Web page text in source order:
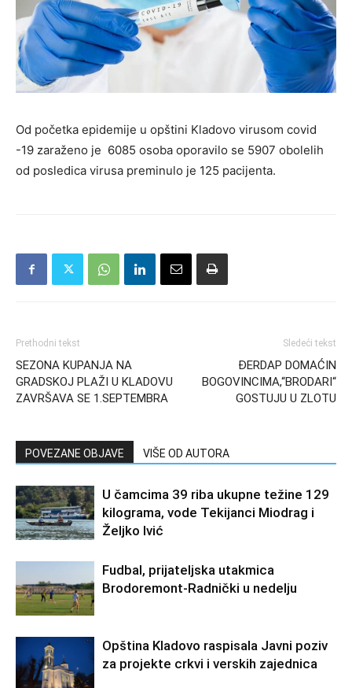
Od početka epidemije u opštini Kladovo virusom covid
-19 zaraženo je 6085 osoba oporavilo se 5907 obolelih
od posledica virusa preminulo je 125 pacijenta.
Prethodni tekst
SEZONA KUPANJA NA
GRADSKOJ PLAŽI U KLADOVU
ZAVRŠAVA SE 1.SEPTEMBRA
Sledeći tekst
ĐERDAP DOMAĆIN
BOGOVINCIMA,“BRODARI“
GOSTUJU U ZLOTU
POVEZANE OBJAVE VIŠE OD AUTORA
U čamcima 39 riba ukupne težine 129
kilograma, vode Tekijanci Miodrag i
Željko Ivić
Fudbal, prijateljska utakmica
Brodoremont-Radnički u nedelju
Opština Kladovo raspisala Javni poziv
za projekte crkvi i verskih zajednica